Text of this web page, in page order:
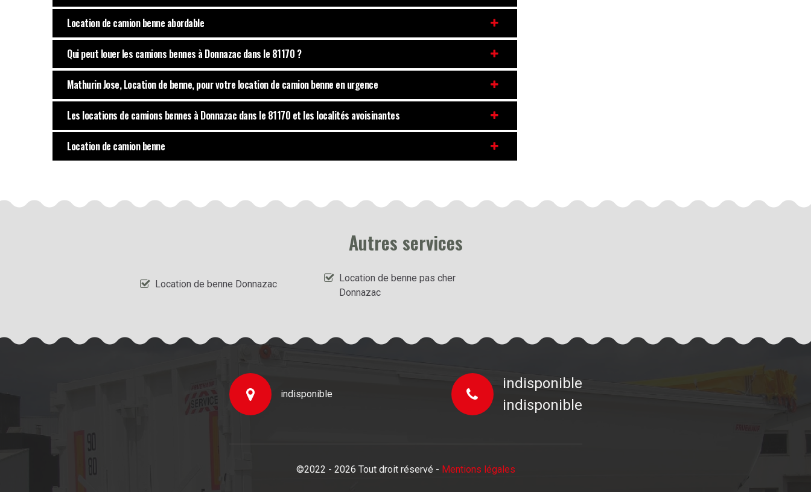
Location de camion benne abordable
Qui peut louer les camions bennes à Donnazac dans le 81170 ?
Mathurin Jose, Location de benne, pour votre location de camion benne en urgence
Les locations de camions bennes à Donnazac dans le 81170 et les localités avoisinantes
Location de camion benne
Autres services
Location de benne Donnazac
Location de benne pas cher
Donnazac
indisponible
indisponible
indisponible
©2022 - 2026 Tout droit réservé - Mentions légales